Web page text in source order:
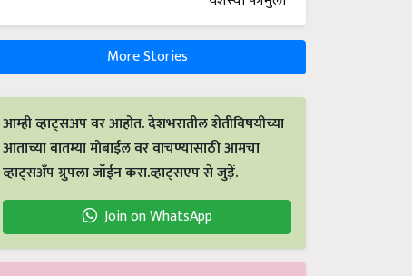
More Stories
आम्ही व्हाट्सअप वर आहोत. देशभरातील शेतीविषयीच्या
आताच्या बातम्या मोबाईल वर वाचण्यासाठी आमचा
व्हाट्सअँप ग्रुपला जॉईन करा.व्हाट्सएप से जुड़ें.
Join on WhatsApp